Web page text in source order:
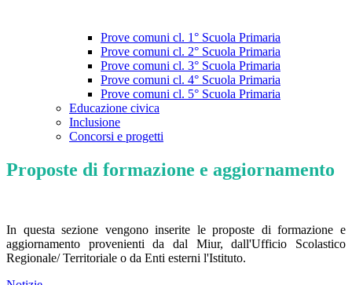
Prove comuni cl. 1° Scuola Primaria
Prove comuni cl. 2° Scuola Primaria
Prove comuni cl. 3° Scuola Primaria
Prove comuni cl. 4° Scuola Primaria
Prove comuni cl. 5° Scuola Primaria
Educazione civica
Inclusione
Concorsi e progetti
Proposte di formazione e aggiornamento
In questa sezione vengono inserite le proposte di formazione e
aggiornamento provenienti da dal Miur, dall'Ufficio Scolastico
Regionale/ Territoriale o da Enti esterni l'Istituto.